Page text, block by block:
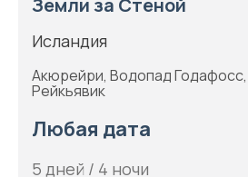
Земли за Стеной
Исландия
Акюрейри, Водопад
Рейкьявик
Любая дата
5 дней / 4 ночи